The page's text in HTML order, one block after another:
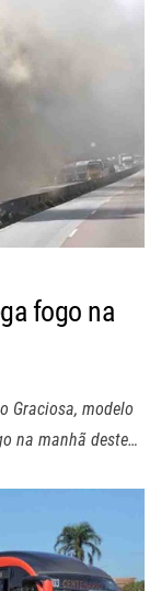
fogo na
Graciosa, modelo
na manhã deste…